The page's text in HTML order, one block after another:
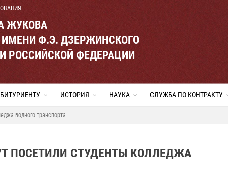
ЖУКОВА
Ф.Э. ДЗЕРЖИНСКОГО
РОССИЙСКОЙ ФЕДЕРАЦИИ
ИСТОРИЯ НАУКА СЛУЖБА ПО КОНТРАКТУ
водного транспорта
ПОСЕТИЛИ СТУДЕНТЫ КОЛЛЕДЖА